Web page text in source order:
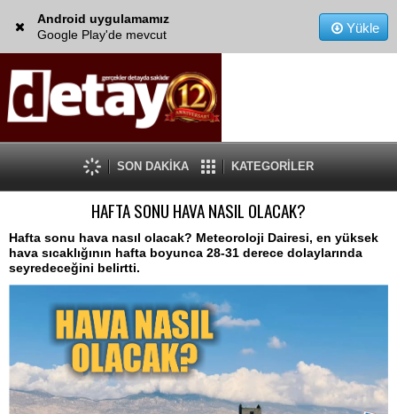
Android uygulamamız
Google Play'de mevcut
Yükle
SON DAKİKA KATEGORİLER
HAFTA SONU HAVA NASIL OLACAK?
Hafta sonu hava nasıl olacak? Meteoroloji Dairesi, en yüksek
hava sıcaklığının hafta boyunca 28-31 derece dolaylarında
seyredeceğini belirtti.